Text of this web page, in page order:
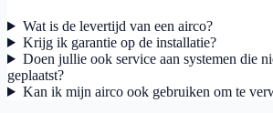
Wat is de levertijd van een airco?
Krijg ik garantie op de installatie?
Doen jullie ook service aan systemen die
geplaatst?
Kan ik mijn airco ook gebruiken om te